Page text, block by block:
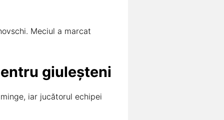
Meciul a marcat
giuleșteni
iar jucătorul echipei